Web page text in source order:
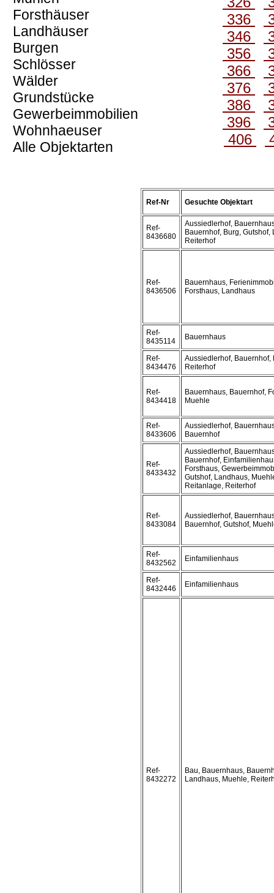
Forsthäuser
Landhäuser
Burgen
Schlösser
Wälder
Grundstücke
Gewerbeimmobilien
Wohnhaeuser
Alle Objektarten
336
346
356
366
376
386
396
406
Ref-Nr Gesuchte Objektart
Ref-
8436680
Aussiedlerhof,
Bauernhof, Burg, Gutshof,
Reiterhof
Ref-
8436506
Bauernhaus,
Forsthaus, Landhaus
Ref-
8435114
Bauernhaus
Ref-
8434476
Aussiedlerhof, Bauernhof,
Reiterhof
Ref-
8434418
Bauernhaus, Bauernhof,
Muehle
Ref-
8433606
Aussiedlerhof,
Bauernhof
Ref-
8433432
Aussiedlerhof,
Bauernhof,
Forsthaus,
Gutshof, Landhaus,
Reitanlage, Reiterhof
Ref-
8433084
Aussiedlerhof,
Bauernhof, Gutshof,
Ref-
8432562
Einfamilienhaus
Ref-
8432446
Einfamilienhaus
Ref-
8432272
Bau, Bauernhaus,
Landhaus, Muehle,